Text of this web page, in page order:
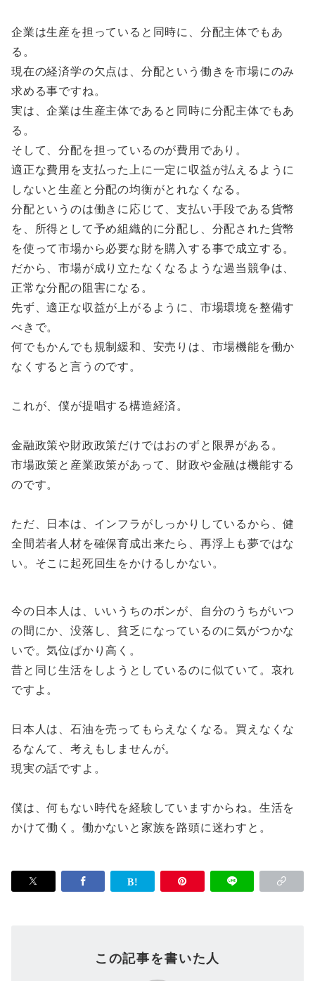
企業は生産を担っていると同時に、分配主体でもあ
る。
現在の経済学の欠点は、分配という働きを市場にのみ
求める事ですね。
実は、企業は生産主体であると同時に分配主体でもあ
る。
そして、分配を担っているのが費用であり。
適正な費用を支払った上に一定に収益が払えるように
しないと生産と分配の均衡がとれなくなる。
分配というのは働きに応じて、支払い手段である貨幣
を、所得として予め組織的に分配し、分配された貨幣
を使って市場から必要な財を購入する事で成立する。
だから、市場が成り立たなくなるような過当競争は、
正常な分配の阻害になる。
先ず、適正な収益が上がるように、市場環境を整備す
べきで。
何でもかんでも規制緩和、安売りは、市場機能を働か
なくすると言うのです。
これが、僕が提唱する構造経済。
金融政策や財政政策だけではおのずと限界がある。
市場政策と産業政策があって、財政や金融は機能する
のです。
ただ、日本は、インフラがしっかりしているから、健
全間若者人材を確保育成出来たら、再浮上も夢ではな
い。そこに起死回生をかけるしかない。
​​​​​今の日本人は、いいうちのボンが、自分のうちがいつ
の間にか、没落し、貧乏になっているのに気がつかな
いで。気位ばかり高く。
昔と同じ生活をしようとしているのに似ていて。哀れ
ですよ。
日本人は、石油を売ってもらえなくなる。買えなくな
るなんて、考えもしませんが。
現実の話ですよ。
僕は、何もない時代を経験していますからね。生活を
かけて働く。働かないと家族を路頭に迷わすと。
この記事を書いた人